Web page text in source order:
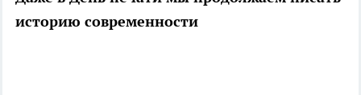
историю современности